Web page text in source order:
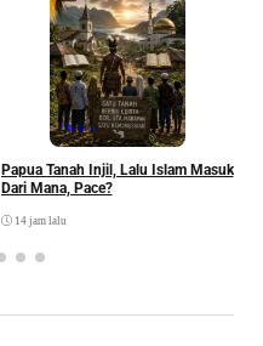
Opinion
Papua Tanah Injil, Lalu Islam Masuk
Dari Mana, Pace?
14 jam lalu